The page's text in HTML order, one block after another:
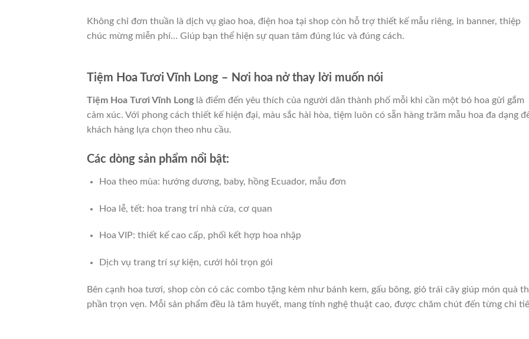
Không chỉ đơn thuần là dịch vụ giao hoa, điện hoa tại shop còn hỗ trợ thiết kế mẫu riêng, in banner, thiệp
chúc mừng miễn phí… Giúp bạn thể hiện sự quan tâm đúng lúc và đúng cách.
Tiệm Hoa Tươi Vĩnh Long – Nơi hoa nở thay lời muốn nói
Tiệm Hoa Tươi Vĩnh Longlà điểm đến yêu thích của người dân thành phố mỗi khi cần một bó hoa gửi gắm
cảm xúc. Với phong cách thiết kế hiện đại, màu sắc hài hòa, tiệm luôn có sẵn hàng trăm mẫu hoa đa dạng
khách hàng lựa chọn theo nhu cầu.
Các dòng sản phẩm nổi bật:
Hoa theo mùa: hướng dương, baby, hồng Ecuador, mẫu đơn
Hoa lễ, tết: hoa trang trí nhà cửa, cơ quan
Hoa VIP: thiết kế cao cấp, phối kết hợp hoa nhập
Dịch vụ trang trí sự kiện, cưới hỏi trọn gói
Bên cạnh hoa tươi, shop còn có các combo tặng kèm như bánh kem, gấu bông, giỏ trái cây giúp món quà
phần trọn vẹn. Mỗi sản phẩm đều là tâm huyết, mang tính nghệ thuật cao, được chăm chút đến từng chi